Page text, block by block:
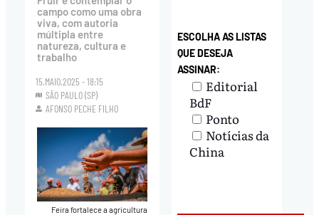
campo como uma obra
viva, com autoria
múltipla entre
natureza, cultura e
trabalho
15.MAIO.2025 - 18:15
SÃO PAULO (SP)
AFONSO PECHE FILHO
Feira fortalece a agricultura
ESCOLHA AS LISTAS
QUE DESEJA
ASSINAR:
Editorial
BdF
Ponto
Notícias da
China